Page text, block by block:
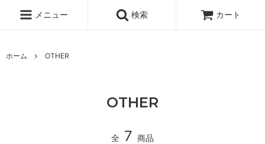
メニュー 検索 カート
ホーム OTHER
OTHER
全 7 商品